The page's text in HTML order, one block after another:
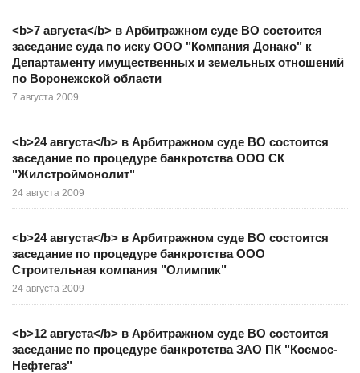
<b>7 августа</b> в Арбитражном суде ВО состоится
заседание суда по иску ООО "Компания Донако" к
Департаменту имущественных и земельных отношений
по Воронежской области
7 августа 2009
<b>24 августа</b> в Арбитражном суде ВО состоится
заседание по процедуре банкротства ООО СК
"Жилстроймонолит"
24 августа 2009
<b>24 августа</b> в Арбитражном суде ВО состоится
заседание по процедуре банкротства ООО
Строительная компания "Олимпик"
24 августа 2009
<b>12 августа</b> в Арбитражном суде ВО состоится
заседание по процедуре банкротства ЗАО ПК "Космос-
Нефтегаз"